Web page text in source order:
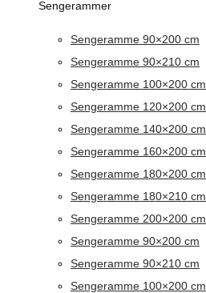
Sengerammer
Sengeramme 90×200 cm
Sengeramme 90×210 cm
Sengeramme 100×200 cm
Sengeramme 120×200 cm
Sengeramme 140×200 cm
Sengeramme 160×200 cm
Sengeramme 180×200 cm
Sengeramme 180×210 cm
Sengeramme 200×200 cm
Sengeramme 90×200 cm
Sengeramme 90×210 cm
Sengeramme 100×200 cm